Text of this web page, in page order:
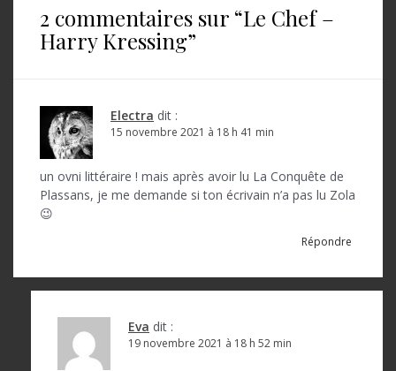
’
2 commentaires sur “Le Chef –
Harry Kressing”
Electra dit :
15 novembre 2021 à 18 h 41 min
un ovni littéraire ! mais après avoir lu La Conquête de
Plassans, je me demande si ton écrivain n’a pas lu Zola
😉
Répondre
Eva dit :
19 novembre 2021 à 18 h 52 min